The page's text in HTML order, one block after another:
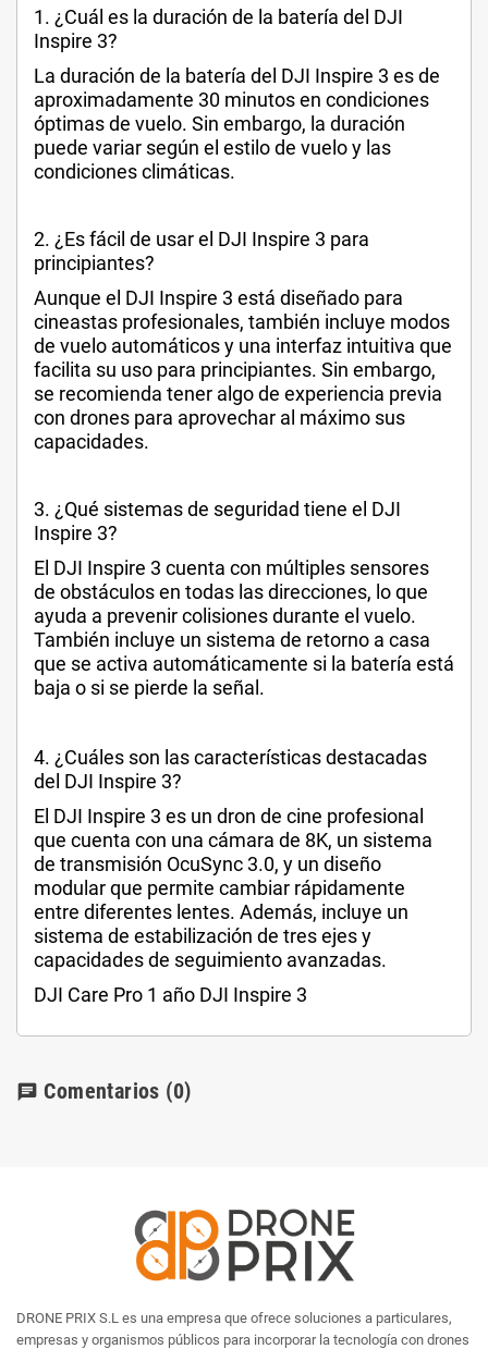
1. ¿Cuál es la duración de la batería del DJI
Inspire 3?
La duración de la batería del DJI Inspire 3 es de
aproximadamente 30 minutos en condiciones
óptimas de vuelo. Sin embargo, la duración
puede variar según el estilo de vuelo y las
condiciones climáticas.
2. ¿Es fácil de usar el DJI Inspire 3 para
principiantes?
Aunque el DJI Inspire 3 está diseñado para
cineastas profesionales, también incluye modos
de vuelo automáticos y una interfaz intuitiva que
facilita su uso para principiantes. Sin embargo,
se recomienda tener algo de experiencia previa
con drones para aprovechar al máximo sus
capacidades.
3. ¿Qué sistemas de seguridad tiene el DJI
Inspire 3?
El DJI Inspire 3 cuenta con múltiples sensores
de obstáculos en todas las direcciones, lo que
ayuda a prevenir colisiones durante el vuelo.
También incluye un sistema de retorno a casa
que se activa automáticamente si la batería está
baja o si se pierde la señal.
4. ¿Cuáles son las características destacadas
del DJI Inspire 3?
El DJI Inspire 3 es un dron de cine profesional
que cuenta con una cámara de 8K, un sistema
de transmisión OcuSync 3.0, y un diseño
modular que permite cambiar rápidamente
entre diferentes lentes. Además, incluye un
sistema de estabilización de tres ejes y
capacidades de seguimiento avanzadas.
DJI Care Pro 1 año DJI Inspire 3
chat Comentarios (0)
DRONE PRIX S.L es una empresa que ofrece soluciones a particulares,
empresas y organismos públicos para incorporar la tecnología con drones